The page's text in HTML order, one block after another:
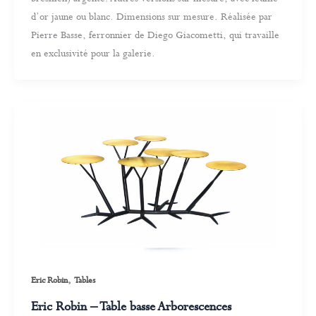
d’or jaune ou blanc. Dimensions sur mesure. Réalisée par
Pierre Basse, ferronnier de Diego Giacometti, qui travaille
en exclusivité pour la galerie.
Eric Robin, Tables
Eric Robin – Table basse Arborescences